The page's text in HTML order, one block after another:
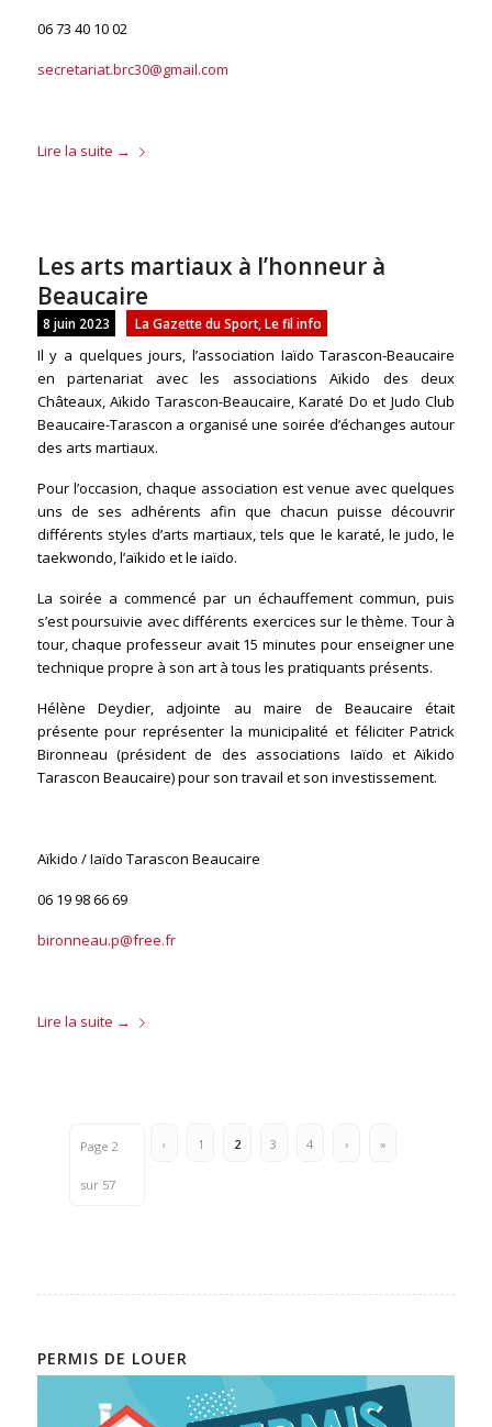
06 73 40 10 02
secretariat.brc30@gmail.com
Lire la suite →
Les arts martiaux à l’honneur à
Beaucaire
8 juin 2023 La Gazette du Sport, Le fil info
Il y a quelques jours, l’association Iaïdo Tarascon-Beaucaire
en partenariat avec les associations Aïkido des deux
Châteaux, Aïkido Tarascon-Beaucaire, Karaté Do et Judo Club
Beaucaire-Tarascon a organisé une soirée d’échanges autour
des arts martiaux.
Pour l’occasion, chaque association est venue avec quelques
uns de ses adhérents afin que chacun puisse découvrir
différents styles d’arts martiaux, tels que le karaté, le judo, le
taekwondo, l’aïkido et le iaïdo.
La soirée a commencé par un échauffement commun, puis
s’est poursuivie avec différents exercices sur le thème. Tour à
tour, chaque professeur avait 15 minutes pour enseigner une
technique propre à son art à tous les pratiquants présents.
Hélène Deydier, adjointe au maire de Beaucaire était
présente pour représenter la municipalité et féliciter Patrick
Bironneau (président de des associations Iaïdo et Aïkido
Tarascon Beaucaire) pour son travail et son investissement.
Aïkido / Iaïdo Tarascon Beaucaire
06 19 98 66 69
bironneau.p@free.fr
Lire la suite →
Page 2
sur 57
‹ 1 2 3 4 › »
PERMIS DE LOUER